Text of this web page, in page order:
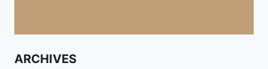
ARCHIVES